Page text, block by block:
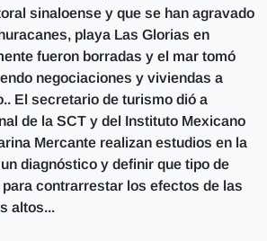
sinaloense y que se han agravado
playa Las Glorias en
fueron borradas y el mar tomó
negociaciones y viviendas a
El secretario de turismo dió a
de la SCT y del Instituto Mexicano
Mercante realizan estudios en la
diagnóstico y definir que tipo de
contrarrestar los efectos de las
altos...